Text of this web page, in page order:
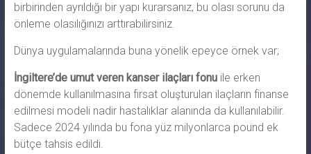
birbirinden ayrıldığı bir yapı kurarsanız, bu olası sorunu da
önleme olasılığınızı arttırabilirsiniz.
Dünya uygulamalarında buna yönelik epeyce örnek var;
İngiltere’de umut veren kanser ilaçları fonuile erken
dönemde kullanılmasına fırsat oluşturulan ilaçların finanse
edilmesi modeli nadir hastalıklar alanında da kullanılabilir.
Sadece 2024 yılında bu fona yüz milyonlarca pound ek
bütçe tahsis edildi.